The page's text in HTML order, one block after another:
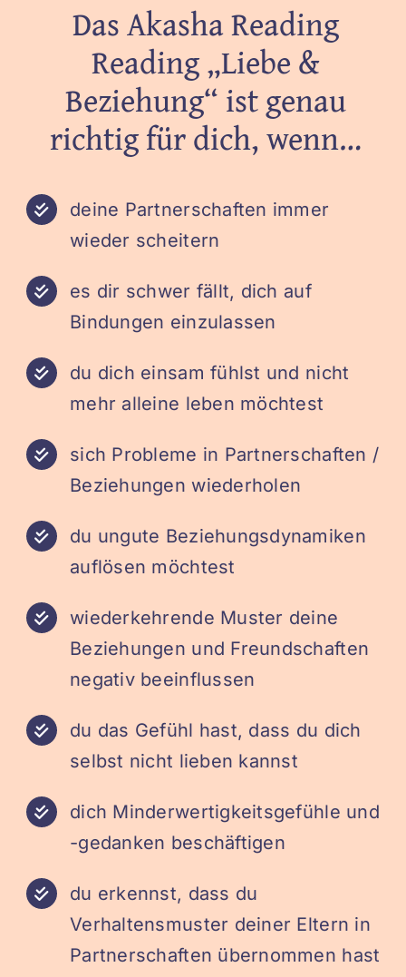
Das Akasha Reading
Reading „Liebe &
Beziehung“ ist genau
richtig für dich, wenn…
deine Partnerschaften immer
wieder scheitern
es dir schwer fällt, dich auf
Bindungen einzulassen
du dich einsam fühlst und nicht
mehr alleine leben möchtest
sich Probleme in Partnerschaften /
Beziehungen wiederholen
du ungute Beziehungsdynamiken
auflösen möchtest
wiederkehrende Muster deine
Beziehungen und Freundschaften
negativ beeinflussen
du das Gefühl hast, dass du dich
selbst nicht lieben kannst
dich Minderwertigkeitsgefühle und
-gedanken beschäftigen
du erkennst, dass du
Verhaltensmuster deiner Eltern in
Partnerschaften übernommen hast